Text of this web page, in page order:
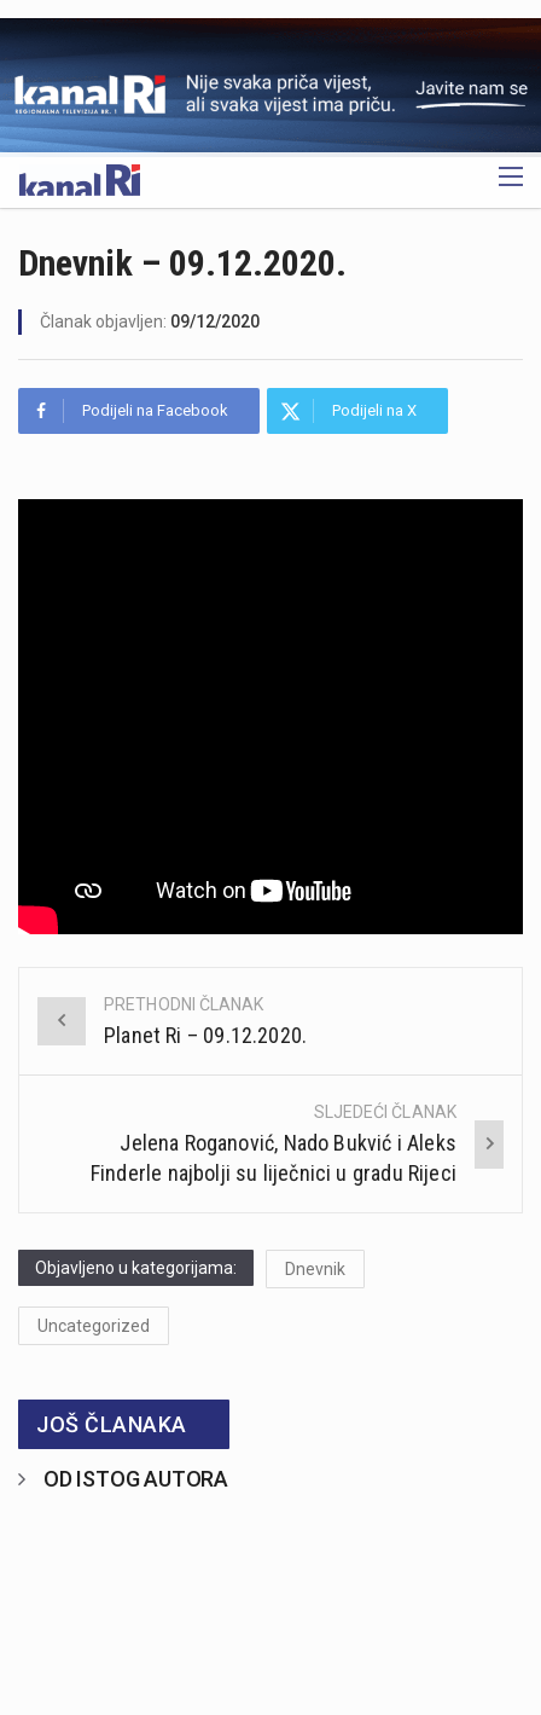
OGLAS
Dnevnik – 09.12.2020.
Članak objavljen: 09/12/2020
Podijeli na Facebook Podijeli na X
Post
PRETHODNI ČLANAK
Planet Ri – 09.12.2020.
SLJEDEĆI ČLANAK
Jelena Roganović, Nado Bukvić i Aleks
Finderle najbolji su liječnici u gradu Rijeci
Objavljeno u kategorijama: Dnevnik
Uncategorized
JOŠ ČLANAKA
OD ISTOG AUTORA